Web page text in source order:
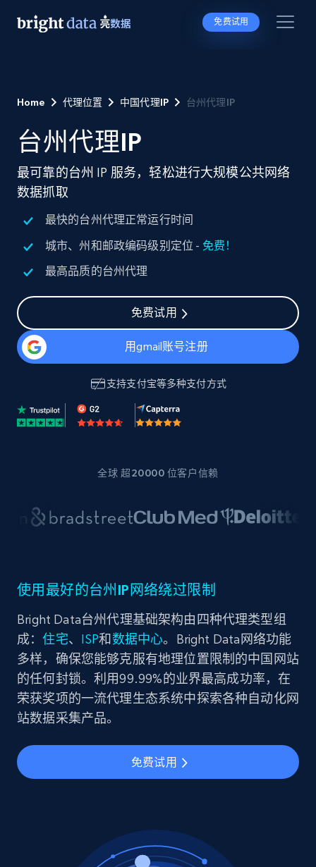
免费试用
Home 代理位置 中国代理IP 台州代理IP
台州代理IP
最可靠的台州 IP 服务，轻松进行大规模公共网络
数据抓取
最快的台州代理正常运行时间
城市、州和邮政编码级别定位 - 免费！
最高品质的台州代理
免费试用
用gmail账号注册
支持支付宝等多种支付方式
全球 超20000 位客户信赖
使用最好的台州IP网络绕过限制
Bright Data台州代理基础架构由四种代理类型组
成：住宅、 ISP和 数据中心。Bright Data网络功能
多样，确保您能够克服有地理位置限制的中国网站
的任何封锁。利用99.99%的业界最高成功率，在
荣获奖项的一流代理生态系统中探索各种自动化网
站数据采集产品。
免费试用